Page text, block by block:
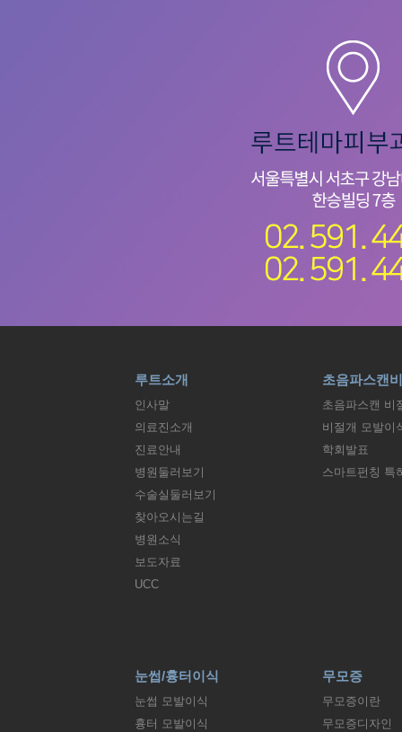
루트소개
인사말
의료진소개
진료안내
병원둘러보기
수술실둘러보기
찾아오시는길
병원소식
보도자료
UCC
초음파스캔
초음파스캔 비
비절개 모발이
학회발표
스마트펀칭 특
눈썹/흉터이식
눈썹 모발이식
흉터 모발이식
무모증
무모증이란
무모증디자인